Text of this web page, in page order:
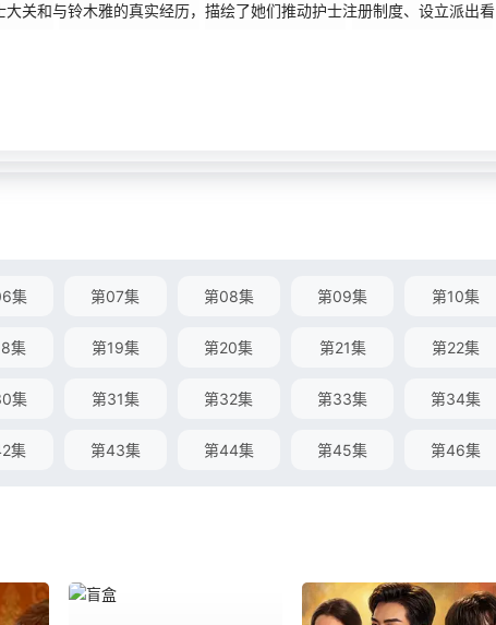
关和与铃木雅的真实经历，描绘了她们推动护士注册制度、设立派出看
集 第07集 第08集 第09集 第10集
集 第19集 第20集 第21集 第22集
集 第31集 第32集 第33集 第34集
集 第43集 第44集 第45集 第46集